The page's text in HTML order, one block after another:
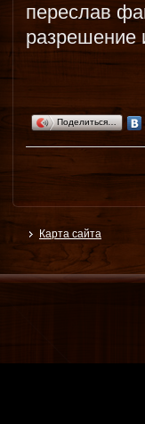
переслав
разрешение
Поделиться…
Карта сайта